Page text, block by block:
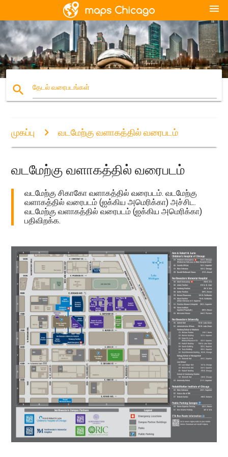
menu
search தேடல் வரைபடங்கள்
முகப்பு வடமேற்கு வளாகத்தில் வரைபடம்
வடமேற்கு வளாகத்தில் வரைபடம்
வடமேற்கு சிகாகோ வளாகத்தில் வரைபடம். வடமேற்கு
வளாகத்தில் வரைபடம் (ஐக்கிய அமெரிக்கா) அச்சிட.
வடமேற்கு வளாகத்தில் வரைபடம் (ஐக்கிய அமெரிக்கா)
பதிவிறக்க.